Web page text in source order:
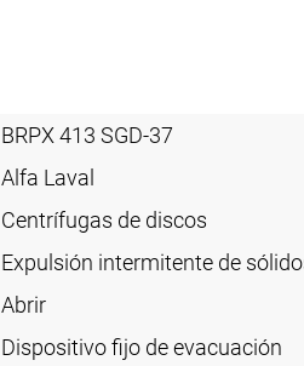
BRPX 413 SGD-37
Alfa Laval
Centrífugas de discos
Expulsión intermitente de
Abrir
Dispositivo fijo de evacuación